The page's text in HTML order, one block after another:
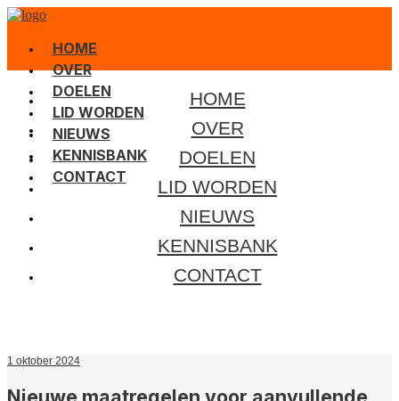
HOME
OVER
DOELEN
LID WORDEN
NIEUWS
KENNISBANK
CONTACT
HOME
OVER
DOELEN
LID WORDEN
NIEUWS
KENNISBANK
CONTACT
1 oktober 2024
Nieuwe maatregelen voor aanvullende